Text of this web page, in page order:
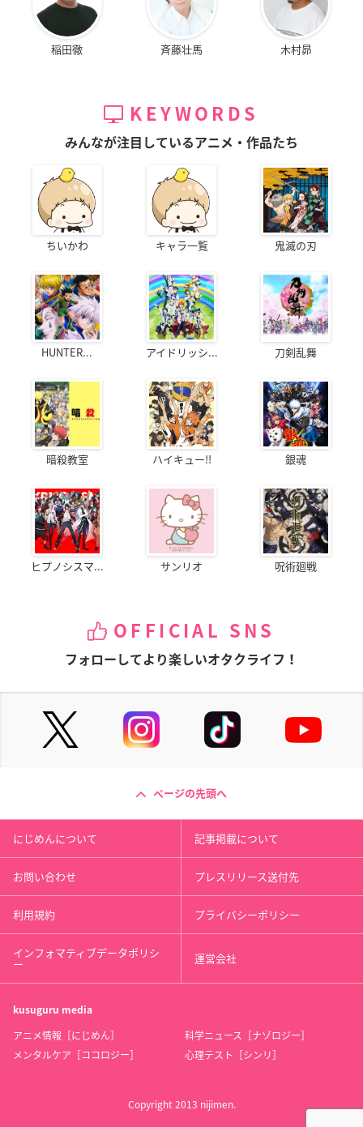
稲田徹 斉藤壮馬 木村昴
KEYWORDS
みんなが注目しているアニメ・作品たち
ちいかわ キャラ一覧 鬼滅の刃
HUNTER... アイドリッシ... 刀剣乱舞
暗殺教室 ハイキュー!! 銀魂
ヒプノシスマ... サンリオ 呪術廻戦
OFFICIAL SNS
フォローしてより楽しいオタクライフ！
ページの先頭へ
にじめんについて 記事掲載について
お問い合わせ プレスリリース送付先
利用規約 プライバシーポリシー
インフォマティブデータポリシ
ー 運営会社
kusuguru media
アニメ情報［にじめん］
科学ニュース［ナゾロジー］
メンタルケア［ココロジー］
心理テスト［シンリ］
Copyright 2013 nijimen.